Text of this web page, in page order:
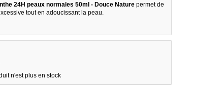
24H peaux normales 50ml - Douce Nature permet de
tout en adoucissant la peau.
n'est plus en stock